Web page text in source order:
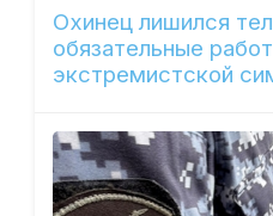
Охинец лишился
обязательные
экстремистской